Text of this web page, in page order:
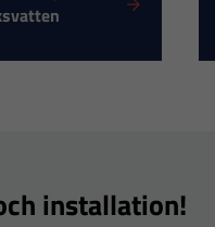
installation!